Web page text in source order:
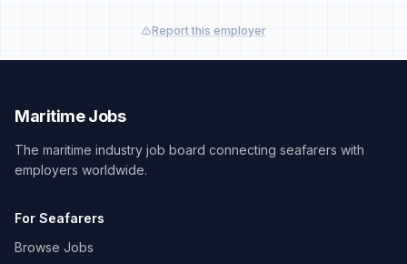
Report this employer
Maritime Jobs
The maritime industry job board connecting seafarers with
employers worldwide.
For Seafarers
Browse Jobs